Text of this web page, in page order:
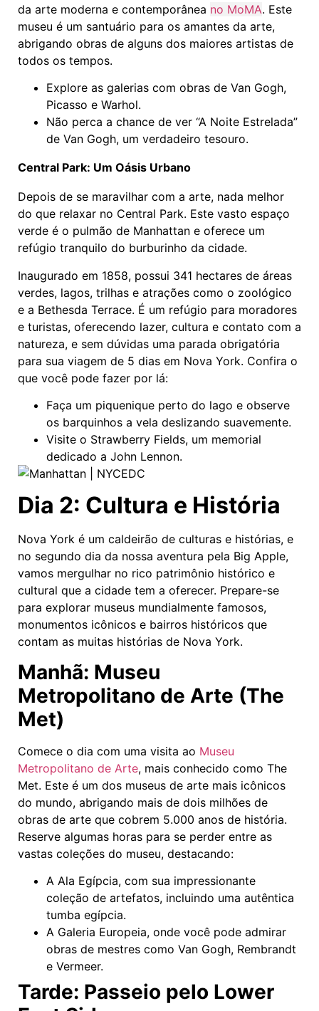
da arte moderna e contemporânea no MoMA. Este
museu é um santuário para os amantes da arte,
abrigando obras de alguns dos maiores artistas de
todos os tempos.
Explore as galerias com obras de Van Gogh,
Picasso e Warhol.
Não perca a chance de ver “A Noite Estrelada”
de Van Gogh, um verdadeiro tesouro.
Central Park: Um Oásis Urbano
Depois de se maravilhar com a arte, nada melhor
do que relaxar no Central Park. Este vasto espaço
verde é o pulmão de Manhattan e oferece um
refúgio tranquilo do burburinho da cidade.
Inaugurado em 1858, possui 341 hectares de áreas
verdes, lagos, trilhas e atrações como o zoológico
e a Bethesda Terrace. É um refúgio para moradores
e turistas, oferecendo lazer, cultura e contato com a
natureza, e sem dúvidas uma parada obrigatória
para sua viagem de 5 dias em Nova York. Confira o
que você pode fazer por lá:
Faça um piquenique perto do lago e observe
os barquinhos a vela deslizando suavemente.
Visite o Strawberry Fields, um memorial
dedicado a John Lennon.
Dia 2: Cultura e História
Nova York é um caldeirão de culturas e histórias, e
no segundo dia da nossa aventura pela Big Apple,
vamos mergulhar no rico patrimônio histórico e
cultural que a cidade tem a oferecer. Prepare-se
para explorar museus mundialmente famosos,
monumentos icônicos e bairros históricos que
contam as muitas histórias de Nova York.
Manhã: Museu
Metropolitano de Arte (The
Met)
Comece o dia com uma visita ao Museu
Metropolitano de Arte, mais conhecido como The
Met. Este é um dos museus de arte mais icônicos
do mundo, abrigando mais de dois milhões de
obras de arte que cobrem 5.000 anos de história.
Reserve algumas horas para se perder entre as
vastas coleções do museu, destacando:
A Ala Egípcia, com sua impressionante
coleção de artefatos, incluindo uma autêntica
tumba egípcia.
A Galeria Europeia, onde você pode admirar
obras de mestres como Van Gogh, Rembrandt
e Vermeer.
Tarde: Passeio pelo Lower